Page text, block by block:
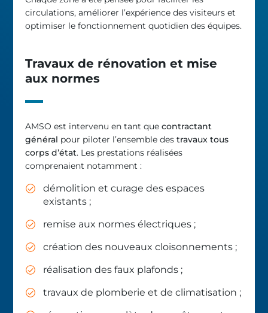
circulations, améliorer l’expérience des visiteurs et
optimiser le fonctionnement quotidien des équipes.
Travaux de rénovation et mise
aux normes
AMSO est intervenu en tant quecontractant
général pour piloter l’ensemble destravaux tous
corps d’état. Les prestations réalisées
comprenaient notamment :
démolition et curage des espaces
existants ;
remise aux normes électriques ;
création des nouveaux cloisonnements ;
réalisation des faux plafonds ;
travaux de plomberie et de climatisation ;